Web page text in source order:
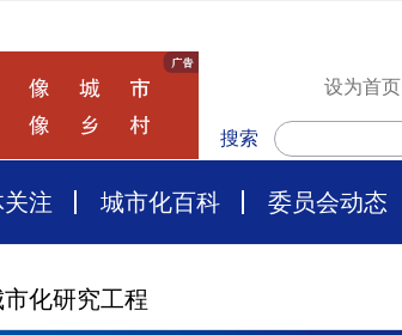
设为首页
搜索
注 城市化百科 委员会动态
化研究工程